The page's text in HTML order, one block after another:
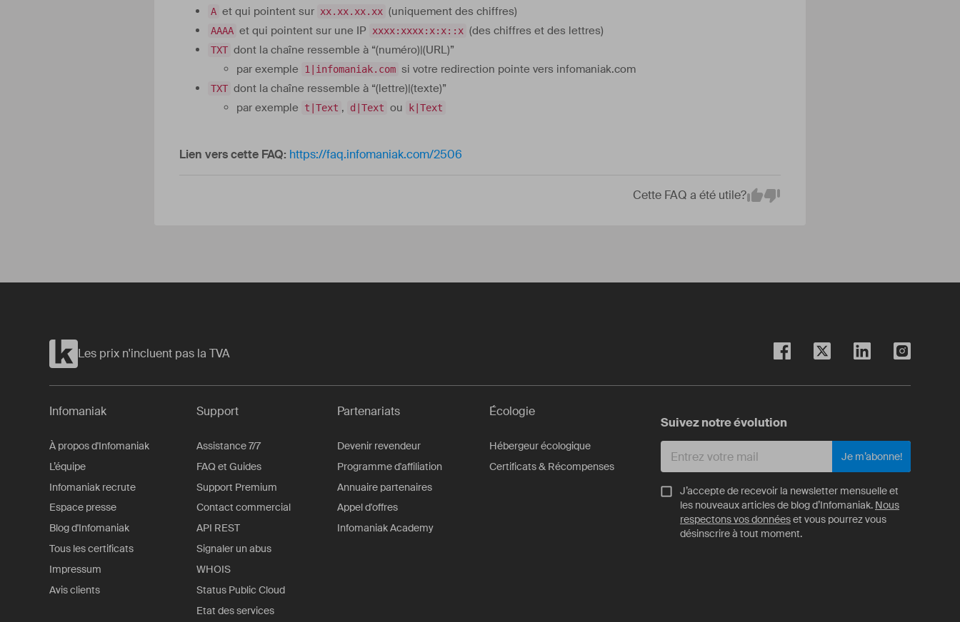
A et qui pointent sur xx.xx.xx.xx (uniquement des chiffres)
AAAA et qui pointent sur une IP xxxx:xxxx:x:x::x (des chiffres et des lettres)
TXT dont la chaîne ressemble à “(numéro)|(URL)”
par exemple
1|infomaniak.com si votre redirection pointe vers infomaniak.com
TXT dont la chaîne ressemble à “(lettre)|(texte)”
par exemple
t|Text , d|Text ou k|Text
Lien vers cette FAQ: https://faq.infomaniak.com/2506
Cette FAQ a été utile?
Les prix n'incluent pas la TVA
Infomaniak
À propos d'Infomaniak
L’équipe
Infomaniak recrute
Espace presse
Blog d'Infomaniak
Tous les certificats
Impressum
Avis clients
Support
Assistance 7/7
FAQ et Guides
Support Premium
Contact commercial
API REST
Signaler un abus
WHOIS
Status Public Cloud
Etat des services
Partenariats
Devenir revendeur
Programme d'affiliation
Annuaire partenaires
Appel d'offres
Infomaniak Academy
Écologie
Hébergeur écologique
Certificats & Récompenses
Suivez notre évolution
Je m’abonne!
J’accepte de recevoir la newsletter mensuelle et
les nouveaux articles de blog d’Infomaniak. Nous
respectons vos donnéeset vous pourrez vous
désinscrire à tout moment.